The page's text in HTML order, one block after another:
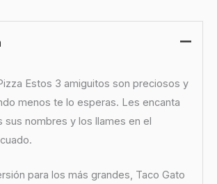
Estos 3 amiguitos son preciosos y
menos te lo esperas. Les encanta
sus nombres y los llames en el
para los más grandes, Taco Gato